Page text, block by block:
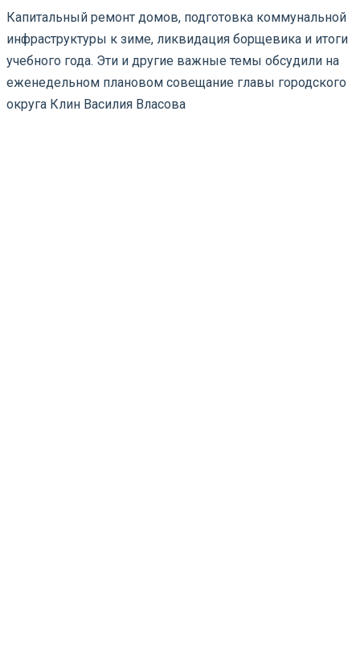
Капитальный ремонт домов, подготовка коммунальной
инфраструктуры к зиме, ликвидация борщевика и итоги
учебного года. Эти и другие важные темы обсудили на
еженедельном плановом совещание главы городского
округа Клин Василия Власова